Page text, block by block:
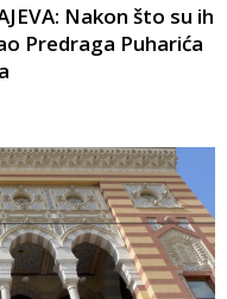
Nakon što su ih
Predraga Puharića